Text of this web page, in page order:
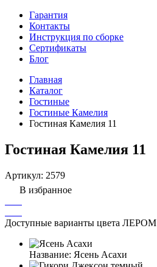
Гарантия
Контакты
Инструкция по сборке
Сертификаты
Блог
Главная
Каталог
Гостиные
Гостиные Камелия
Гостиная Камелия 11
Гостиная Камелия 11
Артикул: 2579
В избранное
Доступные варианты цвета ЛЕРОМ
Название: Ясень Асахи